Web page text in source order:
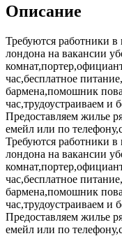
Описание
Требуются работники в
лондона на вакансии
час,бесплатное
бармена,помошник
час,трудоустраиваем и
Предоставляем жилье
емейл или по
Требуются работники в
лондона на вакансии
час,бесплатное
бармена,помошник
час,трудоустраиваем и
Предоставляем жилье
емейл или по